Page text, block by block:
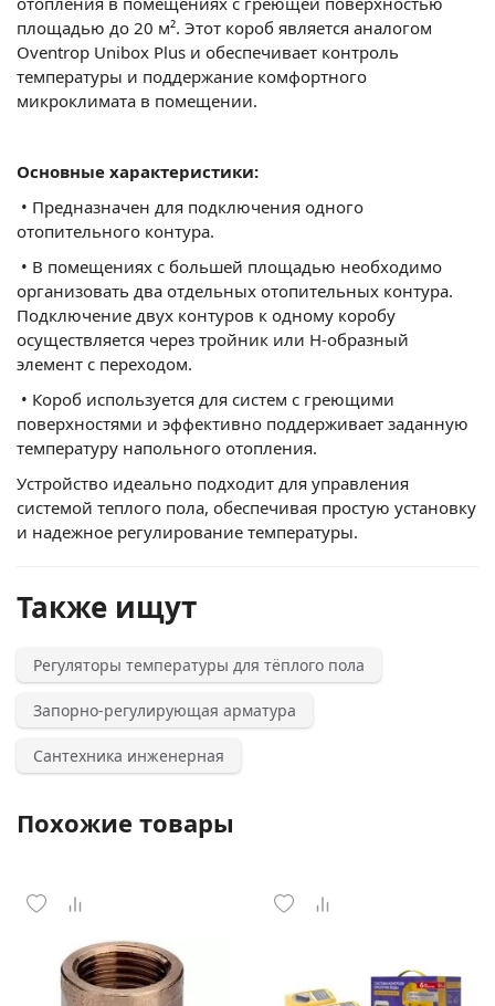
площадью до 20 м². Этот короб является аналогом
Oventrop Unibox Plus и обеспечивает контроль
температуры и поддержание комфортного
микроклимата в помещении.
Основные характеристики:
• Предназначен для подключения одного
отопительного контура.
• В помещениях с большей площадью необходимо
организовать два отдельных отопительных контура.
Подключение двух контуров к одному коробу
осуществляется через тройник или Н-образный
элемент с переходом.
• Короб используется для систем с греющими
поверхностями и эффективно поддерживает заданную
температуру напольного отопления.
Устройство идеально подходит для управления
системой теплого пола, обеспечивая простую установку
и надежное регулирование температуры.
Также ищут
Регуляторы температуры для тёплого пола
Запорно-регулирующая арматура
Сантехника инженерная
Похожие товары